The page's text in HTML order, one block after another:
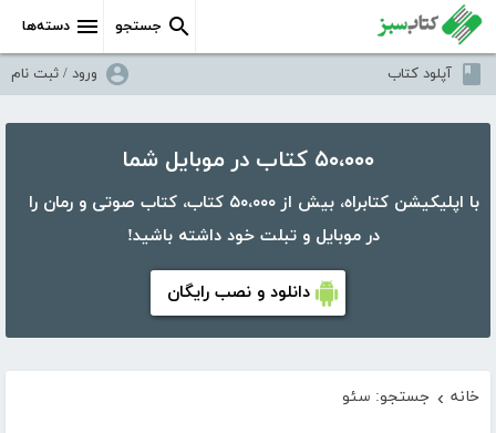
دسته‌ها جستجو
آپلود کتاب ورود / ثبت نام
۵۰،۰۰۰ کتاب در موبایل شما
با اپلیکیشن کتابراه، بیش از ۵۰،۰۰۰ کتاب، کتاب صوتی و رمان را
در موبایل و تبلت خود داشته باشید!
دانلود و نصب رایگان
خانه › جستجو: سئو